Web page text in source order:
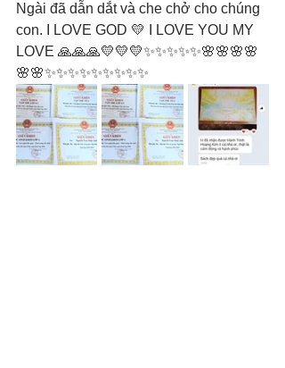
Ngài đã dẫn dắt và che chở cho chúng
con. I LOVE GOD 💛 I LOVE YOU MY
LOVE 🙏🙏🙏💛💛💛✨✨✨✨✨🌸🌸🌸🌸
🌸🌸✨✨✨✨✨✨✨✨✨